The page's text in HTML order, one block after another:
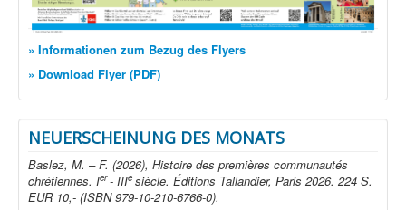
» Informationen zum Bezug des Flyers
» Download Flyer (PDF)
NEUERSCHEINUNG DES MONATS
Baslez, M. – F. (2026), Histoire des premières communautés
chrétiennes. Ier- IIIe siècle. Éditions Tallandier, Paris 2026. 224 S.
EUR 10,- (ISBN 979-10-210-6766-0).